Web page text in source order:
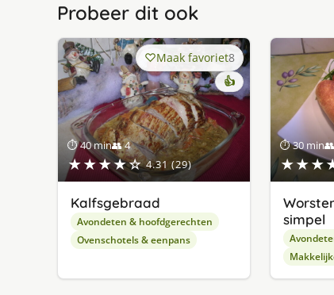
Probeer dit ook
⏱ 40 min👥 4
★★★★☆ 4.31 (29)
Maak favoriet8
👍
Kalfsgebraad
Avondeten & hoofdgerechten
Ovenschotels & eenpans
⏱ 30 min
simpel